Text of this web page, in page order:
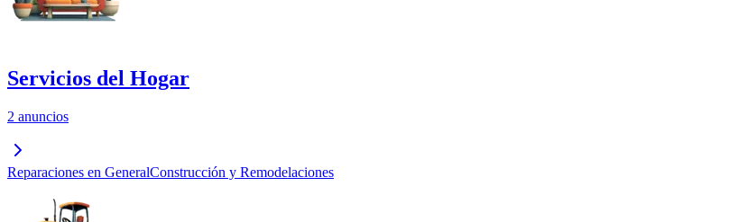
Servicios del Hogar
2 anuncios
Reparaciones en GeneralConstrucción y Remodelaciones